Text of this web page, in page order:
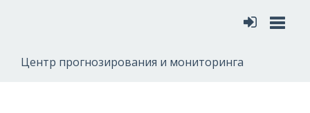
Центр прогнозирования и мониторинга